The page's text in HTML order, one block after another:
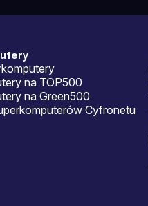
na TOP500
na Green500
Cyfronetu